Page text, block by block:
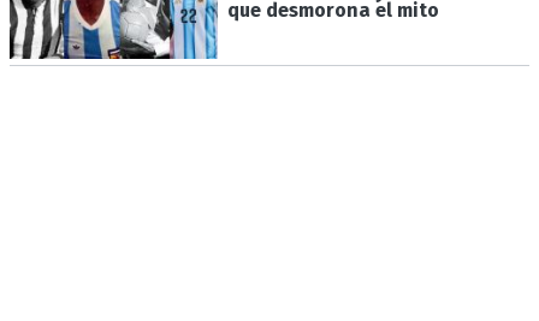
que desmorona el mito